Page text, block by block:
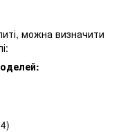
можна визначити